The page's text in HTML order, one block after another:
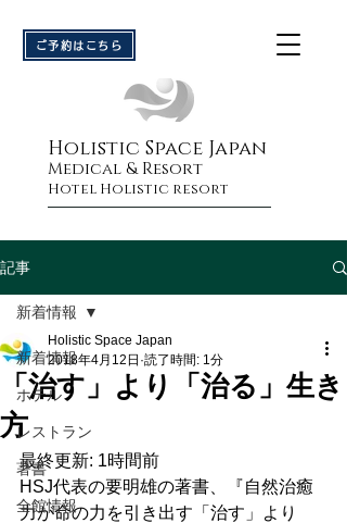
ご予約はこちら
Holistic Space Japan
Medical & Resort
Hotel Holistic resort
記事
新着情報
ホテル
レストラン
著書
全館情報
新着情報
「治す」より「治る」生き
方
Holistic Space Japan
2018年4月12日 読了時間: 1分
最終更新: 1時間前
HSJ代表の要明雄の著書、『自然治癒
力が命の力を引き出す「治す」より